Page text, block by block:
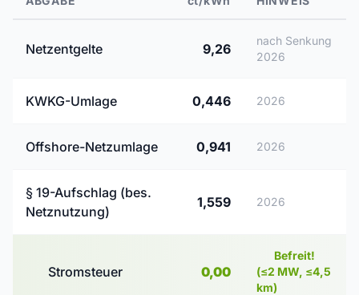
Netzentgelte 9,26
nach Senkung
2026
KWKG-Umlage 0,446 2026
Offshore-Netzumlage 0,941 2026
§ 19-Aufschlag (bes.
Netznutzung)
1,559 2026
Stromsteuer 0,00
Befreit!
(≤2 MW, ≤4,5
km)